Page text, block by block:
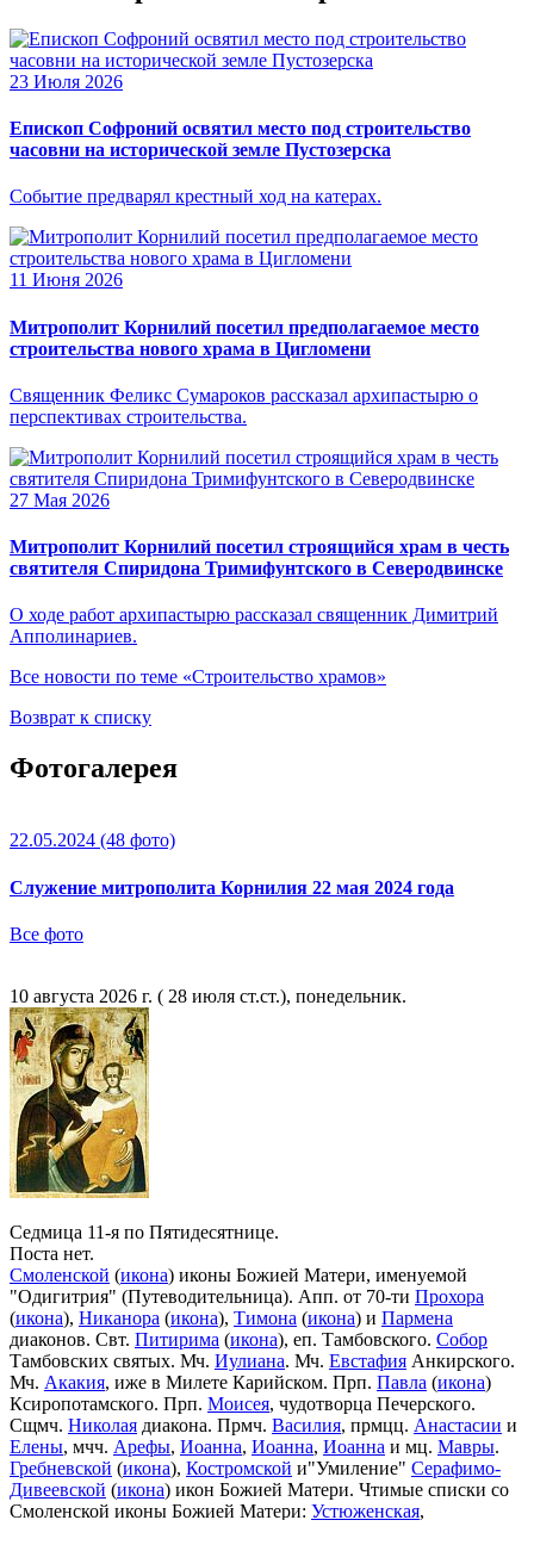
23 Июля 2026
Епископ Софроний освятил место под строительство
часовни на исторической земле Пустозерска
Событие предварял крестный ход на катерах.
11 Июня 2026
Митрополит Корнилий посетил предполагаемое место
строительства нового храма в Цигломени
Священник Феликс Сумароков рассказал архипастырю о
перспективах строительства.
27 Мая 2026
Митрополит Корнилий посетил строящийся храм в честь
святителя Спиридона Тримифунтского в Северодвинске
О ходе работ архипастырю рассказал священник Димитрий
Апполинариев.
Все новости по теме «Строительство храмов»
Возврат к списку
Фотогалерея
22.05.2024 (48 фото)
Служение митрополита Корнилия 22 мая 2024 года
Все фото
10 августа 2026 г. ( 28 июля ст.ст.), понедельник.
Седмица 11-я по Пятидесятнице.
Поста нет.
Смоленской (икона) иконы Божией Матери, именуемой
"Одигитрия" (Путеводительница). Апп. от 70-ти Прохора
(икона), Никанора (икона), Тимона (икона) и Пармена
диаконов. Свт. Питирима (икона), еп. Тамбовского. Собор
Тамбовских святых. Мч. Иулиана. Мч. Евстафия Анкирского.
Мч. Акакия, иже в Милете Карийском. Прп. Павла (икона)
Ксиропотамского. Прп. Моисея, чудотворца Печерского.
Сщмч. Николая диакона. Прмч. Василия, прмцц. Анастасии и
Елены, мчч. Арефы, Иоанна, Иоанна, Иоанна и мц. Мавры.
Гребневской (икона), Костромской и"Умиление" Серафимо-
Дивеевской (икона) икон Божией Матери. Чтимые списки со
Смоленской иконы Божией Матери: Устюженская,